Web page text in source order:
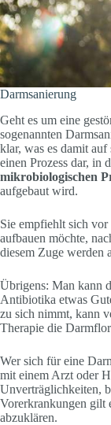
Darmsanierung
Geht es um eine
sogenannten
klar, was es damit
einen Prozess dar, in
mikrobiologischen
aufgebaut wird.
Sie empfiehlt sich
aufbauen möchte,
diesem Zuge werden
Übrigens: Man kann
Antibiotika etwas
zu sich nimmt, kann
Therapie die
Wer sich für eine
mit einem Arzt oder
Unverträglichkeiten,
Vorerkrankungen gilt
abzuklären.